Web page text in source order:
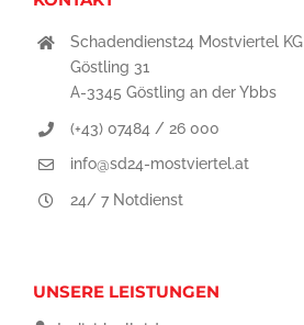
Schadendienst24 Mostviertel KG
Göstling 31
A-3345 Göstling an der Ybbs
(+43) 07484 / 26 000
info@sd24-mostviertel.at
24/ 7 Notdienst
UNSERE LEISTUNGEN